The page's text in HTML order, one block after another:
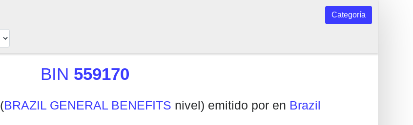
Categoría
BIN 559170
(BRAZIL GENERAL BENEFITS nivel) emitido por en Brazil